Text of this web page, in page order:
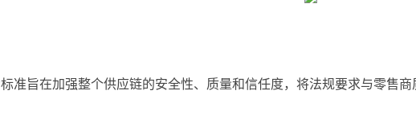
准旨在加强整个供应链的安全性、质量和信任度，将法规要求与零售